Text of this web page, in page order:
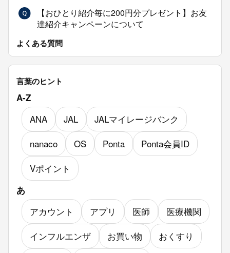
【おひとり紹介毎に200円分プレゼント】お友
達紹介キャンペーンについて
よくある質問
マイナ保険証
診療の流れ
支払い方法の種類について
どのような症状だとオンライン診療を受けられ
ますか？
言葉のヒント
A-Z
ANA JAL
JALマイレージバンク
nanaco
OS Ponta
Ponta会員ID
Vポイント
あ
アカウント アプリ 医師
医療機関
インフルエンザ
お買い物
おくすり